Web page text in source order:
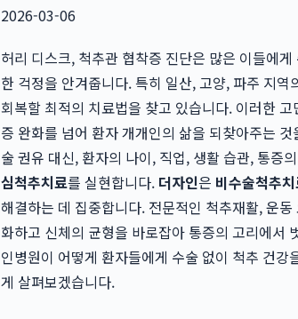
2026-03-06
허리 디스크, 척추관 협착증 진단은 많은 이들에
한 걱정을 안겨줍니다. 특히 일산, 고양, 파주 지
회복할 최적의 치료법을 찾고 있습니다. 이러한
증 완화를 넘어 환자 개개인의 삶을 되찾아주는
술 권유 대신, 환자의 나이, 직업, 생활 습관, 통증
심척추치료를 실현합니다. 더자인은 비수술척추
해결하는 데 집중합니다. 전문적인 척추재활, 운
화하고 신체의 균형을 바로잡아 통증의 고리에서
인병원이 어떻게 환자들에게 수술 없이 척추 건
게 살펴보겠습니다.